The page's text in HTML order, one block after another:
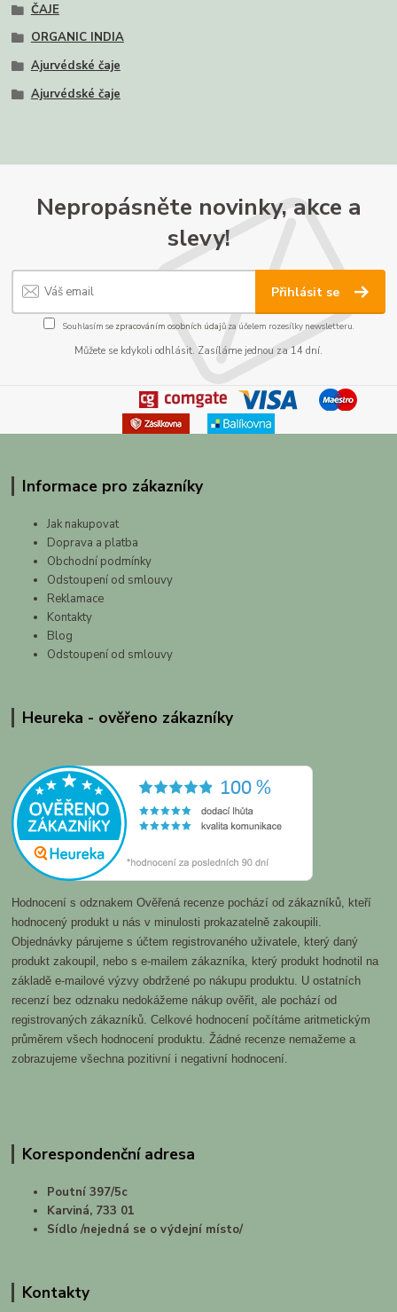
ČAJE
ORGANIC INDIA
Ajurvédské čaje
Ajurvédské čaje
Nepropásněte novinky, akce a
slevy!
Přihlásit se
Souhlasím se zpracováním osobních údajůza účelem rozesílky newsletteru.
Můžete se kdykoli odhlásit. Zasíláme jednou za 14 dní.
Informace pro zákazníky
Jak nakupovat
Doprava a platba
Obchodní podmínky
Odstoupení od smlouvy
Reklamace
Kontakty
Blog
Odstoupení od smlouvy
Heureka - ověřeno zákazníky
Hodnocení s odznakem Ověřená recenze pochází od zákazníků, kteří
hodnocený produkt u nás v minulosti prokazatelně zakoupili.
Objednávky párujeme s účtem registrovaného uživatele, který daný
produkt zakoupil, nebo s e-mailem zákazníka, který produkt hodnotil na
základě e-mailové výzvy obdržené po nákupu produktu. U ostatních
recenzí bez odznaku nedokážeme nákup ověřit, ale pochází od
registrovaných zákazníků. Celkové hodnocení počítáme aritmetickým
průměrem všech hodnocení produktu. Žádné recenze nemažeme a
zobrazujeme všechna pozitivní i negativní hodnocení.
Korespondenční adresa
Poutní 397/5c
Karviná, 733 01
Sídlo /nejedná se o výdejní místo/
Kontakty